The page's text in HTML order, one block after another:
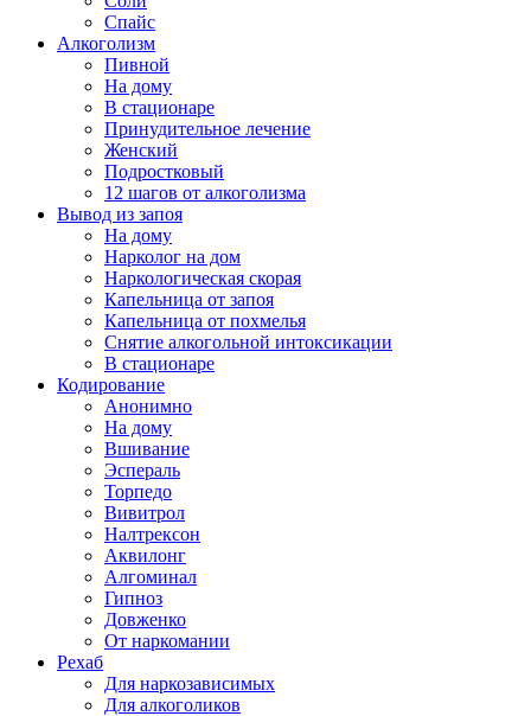
Спайс
Алкоголизм
Пивной
На дому
В стационаре
Принудительное лечение
Женский
Подростковый
12 шагов от алкоголизма
Вывод из запоя
На дому
Нарколог на дом
Наркологическая скорая
Капельница от запоя
Капельница от похмелья
Снятие алкогольной интоксикации
В стационаре
Кодирование
Анонимно
На дому
Вшивание
Эспераль
Торпедо
Вивитрол
Налтрексон
Аквилонг
Алгоминал
Гипноз
Довженко
От наркомании
Рехаб
Для наркозависимых
Для алкоголиков